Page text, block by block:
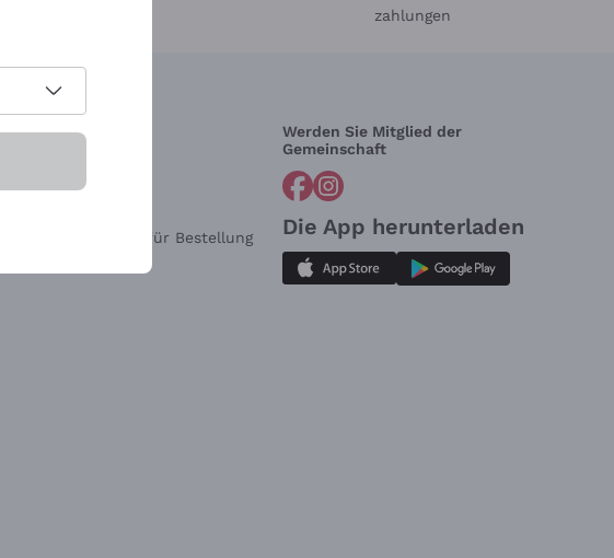
zahlungen
Brauchen Sie Hilfe?
Widerrufsformular für Bestellung
Werden Sie Mitglied der
Gemeinschaft
Die App herunterladen